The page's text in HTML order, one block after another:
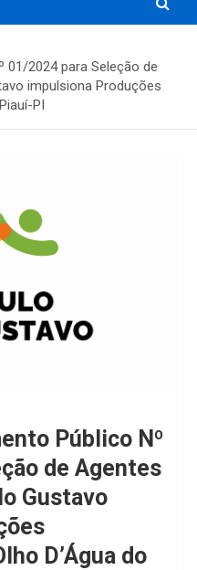
01/2024 para Seleção de
impulsiona Produções
PI
Público Nº
de Agentes
Gustavo
D’Água do